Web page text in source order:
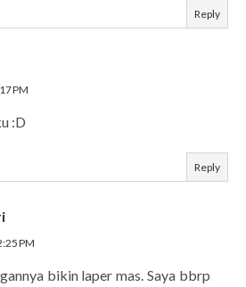
Reply
PM
:D
Reply
PM
bikin laper mas. Saya bbrp